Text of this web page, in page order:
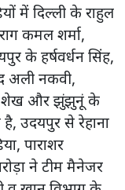
में दिल्ली के राहुल
कमल शर्मा,
के हर्षवर्धन सिंह,
अली नकवी,
शेख और झुंझुनूं के
है, उदयपुर से रेहाना
पाराशर
ने टीम मैनेजर